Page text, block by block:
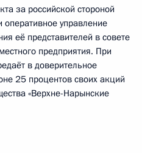
за российской стороной
оперативное управление
её представителей в совете
предприятия. При
в доверительное
25 процентов своих акций
«Верхне-Нарынские